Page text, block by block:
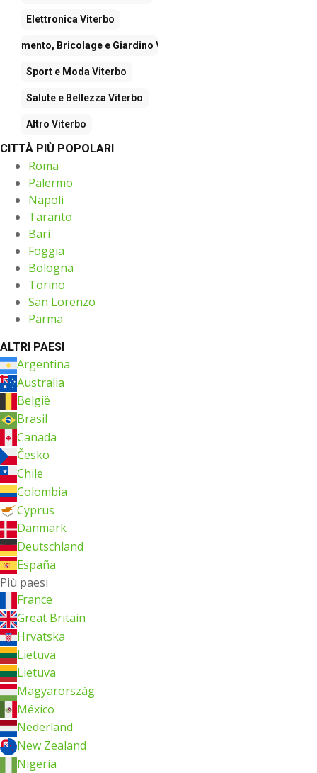
Elettronica Viterbo
Bricolage e Giardino Viterbo
Sport e Moda Viterbo
Salute e Bellezza Viterbo
Altro Viterbo
CITTÀ PIÙ POPOLARI
Roma
Palermo
Napoli
Taranto
Bari
Foggia
Bologna
Torino
San Lorenzo
Parma
ALTRI PAESI
Argentina
Australia
België
Brasil
Canada
Česko
Chile
Colombia
Cyprus
Danmark
Deutschland
España
Più paesi
France
Great Britain
Hrvatska
Lietuva
Lietuva
Magyarország
México
Nederland
New Zealand
Nigeria